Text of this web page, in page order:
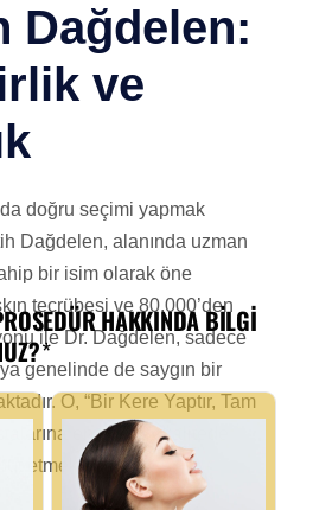
Dağdelen:
ve
doğru seçimi yapmak
Dağdelen, alanında uzman
bir isim olarak öne
tecrübesi ve 80,000’den
ile Dr. Dağdelen, sadece
genelinde de saygın bir
O, “Bir Kere Yaptır, Tam
en yüksek kalitede
etmektedir.